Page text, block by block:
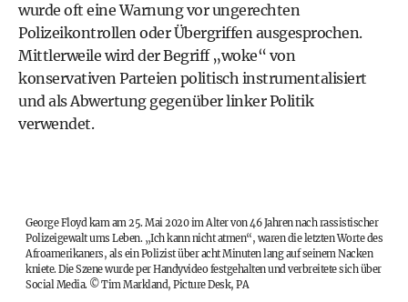
wurde oft eine Warnung vor ungerechten
Polizeikontrollen oder Übergriffen ausgesprochen.
Mittlerweile wird der Begriff „woke“ von
konservativen Parteien politisch instrumentalisiert
und als Abwertung gegenüber linker Politik
verwendet.
George Floyd kam am 25. Mai 2020 im Alter von 46 Jahren nach rassistischer
Polizeigewalt ums Leben. „Ich kann nicht atmen“, waren die letzten Worte des
Afroamerikaners, als ein Polizist über acht Minuten lang auf seinem Nacken
kniete. Die Szene wurde per Handyvideo festgehalten und verbreitete sich über
Social Media. ©Tim Markland, Picture Desk, PA